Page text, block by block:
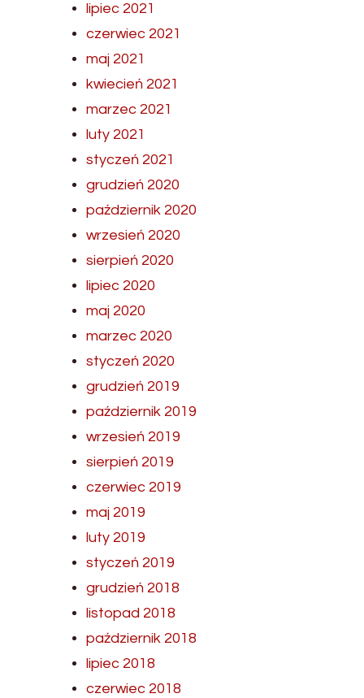
lipiec 2021
czerwiec 2021
maj 2021
kwiecień 2021
marzec 2021
luty 2021
styczeń 2021
grudzień 2020
październik 2020
wrzesień 2020
sierpień 2020
lipiec 2020
maj 2020
marzec 2020
styczeń 2020
grudzień 2019
październik 2019
wrzesień 2019
sierpień 2019
czerwiec 2019
maj 2019
luty 2019
styczeń 2019
grudzień 2018
listopad 2018
październik 2018
lipiec 2018
czerwiec 2018